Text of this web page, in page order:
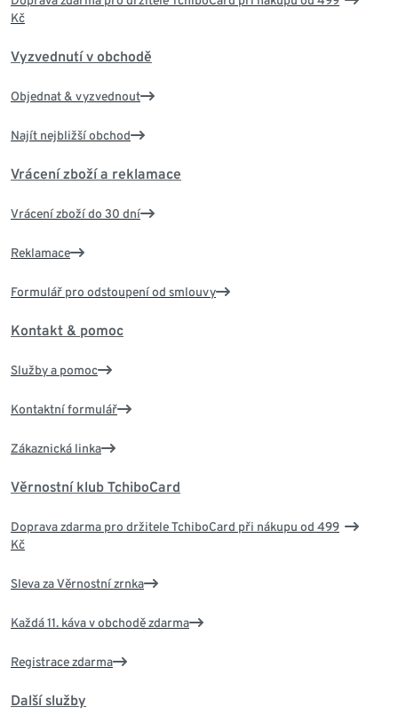
Kč
Vyzvednutí v obchodě
Objednat & vyzvednout
Najít nejbližší obchod
Vrácení zboží a reklamace
Vrácení zboží do 30 dní
Reklamace
Formulář pro odstoupení od smlouvy
Kontakt & pomoc
Služby a pomoc
Kontaktní formulář
Zákaznická linka
Věrnostní klub TchiboCard
Doprava zdarma pro držitele TchiboCard při nákupu od 499
Kč
Sleva za Věrnostní zrnka
Každá 11. káva v obchodě zdarma
Registrace zdarma
Další služby